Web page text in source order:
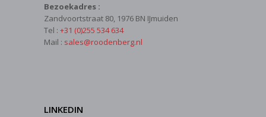
Bezoekadres :
Zandvoortstraat 80, 1976 BN IJmuiden
Tel : +31 (0)255 534 634
Mail : sales@roodenberg.nl
LINKEDIN